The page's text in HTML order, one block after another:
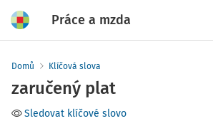
Práce a mzda
Domů Klíčová slova
zaručený plat
Sledovat klíčové slovo